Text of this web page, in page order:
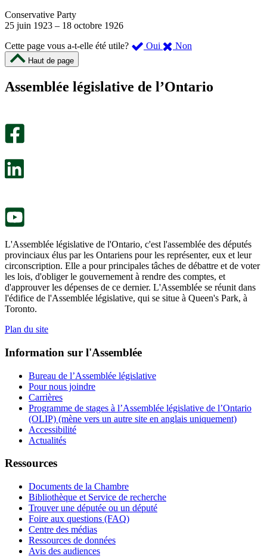
Conservative Party
25 juin 1923 – 18 octobre 1926
Cette page vous a-t-elle été utile?
Oui ,
été
Non
m’a
Haut de page
Assemblée législative de l’Ontario
L'Assemblée législative de l'Ontario, c'est l'assemblée des députés
provinciaux élus par les Ontariens pour les représenter, eux et leur
circonscription. Elle a pour principales tâches de débattre et de voter
les lois, d'obliger le gouvernement à rendre des comptes, et
d'approuver les dépenses de ce dernier. L'Assemblée se réunit dans
l'édifice de l'Assemblée législative, qui se situe à Queen's Park, à
Toronto.
Plan du site
Information sur l'Assemblée
Bureau de l’Assemblée législative
Pour nous joindre
Carrières
Programme de stages à l’Assemblée législative de l’Ontario
(OLIP) (mène vers un autre site en anglais uniquement)
Accessibilité
Actualités
Ressources
Documents de la Chambre
Bibliothèque et Service de recherche
Trouver une députée ou un député
Foire aux questions (FAQ)
Centre des médias
Ressources de données
Avis des audiences